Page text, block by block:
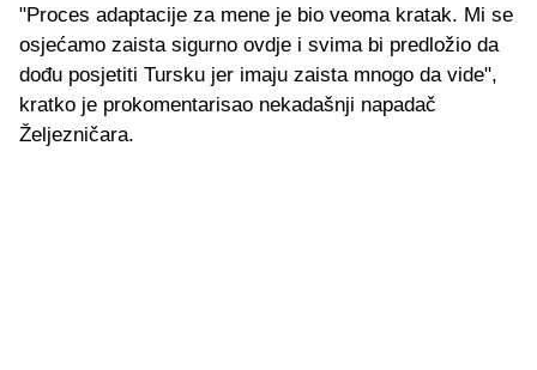
"Proces adaptacije za mene je bio veoma kratak. Mi se
osjećamo zaista sigurno ovdje i svima bi predložio da
dođu posjetiti Tursku jer imaju zaista mnogo da vide",
kratko je prokomentarisao nekadašnji napadač
Željezničara.